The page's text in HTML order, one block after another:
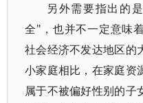
另外需要指出的
全"，也并不一定意味
社会经济不发达地区的
小家庭相比，在家庭资
属于不被偏好性别的子